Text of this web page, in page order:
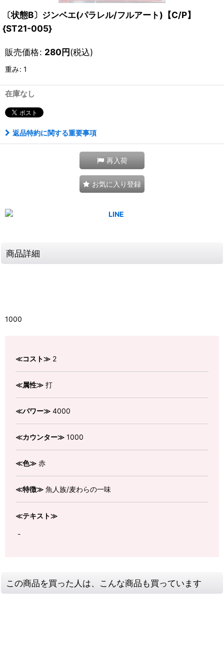
〔状態B〕ジンベエ(パラレル/フルアート)【C/P】
{ST21-005}
販売価格: 280円(税込)
重み: 1
在庫なし
返品特約に関する重要事項
再入荷
お気に入り登録
商品詳細
1000
≪コスト≫ 2
≪属性≫ 打
≪パワー≫ 4000
≪カウンター≫ 1000
≪色≫ 赤
≪特徴≫ 魚人族/麦わらの一味
≪テキスト≫
-
この商品を買った人は、こんな商品も買っています